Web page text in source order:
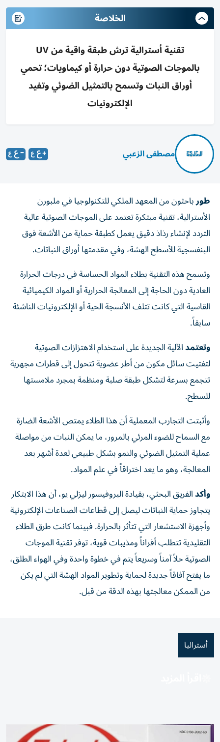
الخلاصة
تقنية أسترالية ترش طبقة واقية من UV
بالموجات الصوتية دون حرارة أو كيماويات؛ تحمي
أوراق النبات وتسمح بالتمثيل الضوئي وتفيد
الإلكترونيات
مصطفى الزعبي
طورباحثون من المعهد الملكي للتكنولوجيا في ملبورن
الأسترالية، تقنية مبتكرة تعتمد على الموجات الصوتية عالية
التردد لإنشاء رذاذ دقيق يعمل كطبقة حماية من الأشعة فوق
البنفسجية للأسطح الهشة، وفي مقدمتها أوراق النباتات.
وتسمح هذه التقنية بطلاء المواد الحساسة في درجات الحرارة
العادية دون الحاجة إلى المعالجة الحرارية أو المواد الكيميائية
القاسية التي كانت تتلف الأنسجة الحية أو الإلكترونيات الناشئة
سابقاً.
وتعتمدالآلية الجديدة على استخدام الاهتزازات الصوتية
لتفتيت سائل مكون من أطر عضوية تتحول إلى قطرات مجهرية
تتجمع بسرعة لتشكل طبقة صلبة ومنظمة بمجرد ملامستها
للسطح.
وأثبتت التجارب المعملية أن هذا الطلاء يمتص الأشعة الضارة
مع السماح للضوء المرئي بالمرور، ما يمكن النبات من مواصلة
عملية التمثيل الضوئي والنمو بشكل طبيعي لعدة أشهر بعد
المعالجة، وهو ما يعد اختراقاً في علم المواد.
وأكدالفريق البحثي، بقيادة البروفيسور ليزلي يو، أن هذا الابتكار
يتجاوز حماية النباتات ليصل إلى قطاعات الصناعات الإلكترونية
وأجهزة الاستشعار التي تتأثر بالحرارة. فبينما كانت طرق الطلاء
التقليدية تتطلب أفراناً ومذيبات قوية، توفر تقنية الموجات
الصوتية حلاً آمناً وسريعاً يتم في خطوة واحدة وفي الهواء الطلق،
ما يفتح آفاقاً جديدة لحماية وتطوير المواد الهشة التي لم يكن
من الممكن معالجتها بهذه الدقة من قبل.
أستراليا